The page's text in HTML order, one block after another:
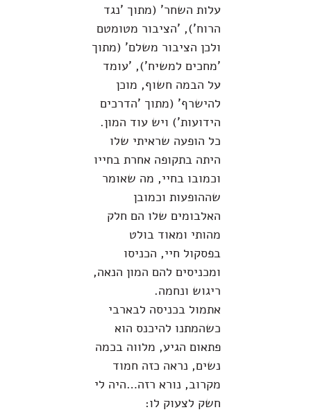
עלות השחר' (מתוך 'נגד
הרוח'), 'הציבור מטומטם
ולכן הציבור משלם' (מתוך
'מחכים למשיח'), 'עומד
על הבמה חשוף, מוכן
להישרף' (מתוך 'הדרכים
הידועות') ויש עוד המון.
כל הופעה שראיתי שלו
היתה בתקופה אחרת בחייו
וכמובו בחיי, מה שאומר
שההופעות וכמובן
האלבומים שלו הם חלק
מהותי ומאוד בולט
בפסקול חיי, הכניסו
ומכניסים להם המון הנאה,
ריגוש ונחמה.
אתמול בכניסה לבארבי
כשהמתנו להיכנס הוא
פתאום הגיע, מלווה בכמה
נשים, נראה כזה חמוד
מקרוב, נורא רזה…היה לי
חשק לצעוק לו: